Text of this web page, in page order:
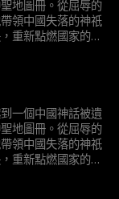
地圖冊。從屈辱的
領中國失落的神祇
重新點燃國家的命
一個中國神話被遺
地圖冊。從屈辱的
領中國失落的神祇
重新點燃國家的命